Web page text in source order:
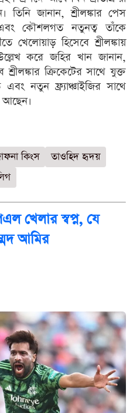
তিনি জানান, শ্রীলঙ্কার পেস
এবং কৌশলগত নতুনত্ব তাঁকে
খেলোয়াড় হিসেবে শ্রীলঙ্কায়
করে জহির খান জানান,
ক্রিকেটের সাথে যুক্ত
নতুন ফ্র্যাঞ্চাইজির সাথে
আছেন।
কিংস
তাওহিদ হৃদয়
খেলার স্বপ্ন, যে
আমির